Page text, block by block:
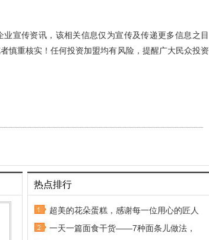
业宣传资讯，该相关信息仅为宣传及传递更多信息之目
慎重核实！任何投资加盟均有风险，提醒广大民众投资
热点排行
超美的花朵蛋糕，感谢每一位用心的匠人
一天一篇面食干货——7种面条儿做法，